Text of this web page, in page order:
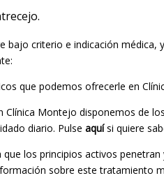
criterio e indicación médica,
que podemos ofrecerle en
Clínica Montejo disponemos de
diario. Pulse aquísi quiere
los principios activos penetran
sobre este tratamiento